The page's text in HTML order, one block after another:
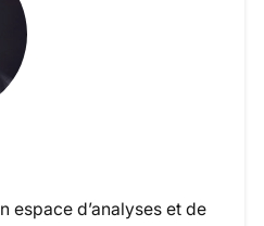
espace d’analyses et de